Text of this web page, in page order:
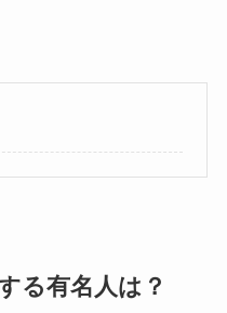
る有名人は？